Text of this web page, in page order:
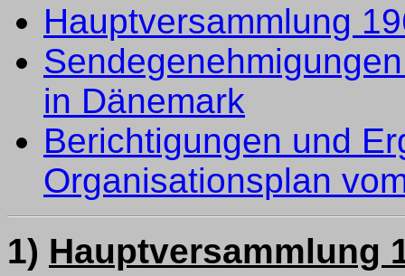
Hauptversammlung
in Dänemark
Berichtigungen und
Organisationsplan
1) Hauptversammlung